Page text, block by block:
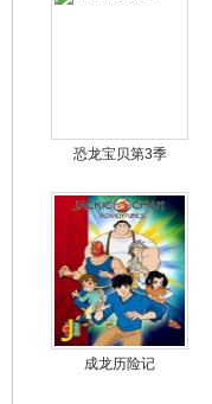
恐龙宝贝第3季
成龙历险记